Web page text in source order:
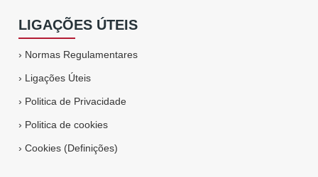
LIGAÇÕES ÚTEIS
› Normas Regulamentares
› Ligações Úteis
› Politica de Privacidade
› Politica de cookies
›Cookies (Definições)